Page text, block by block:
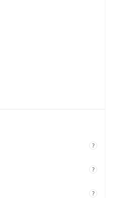
?
?
?